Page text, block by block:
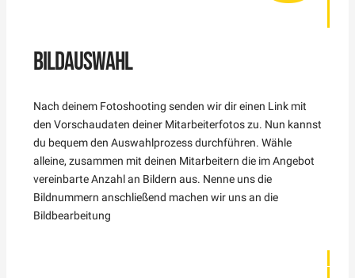
BILDAUSWAHL
Nach deinem Fotoshooting senden wir dir einen Link mit
den Vorschaudaten deiner Mitarbeiterfotos zu. Nun kannst
du bequem den Auswahlprozess durchführen. Wähle
alleine, zusammen mit deinen Mitarbeitern die im Angebot
vereinbarte Anzahl an Bildern aus. Nenne uns die
Bildnummern anschließend machen wir uns an die
Bildbearbeitung